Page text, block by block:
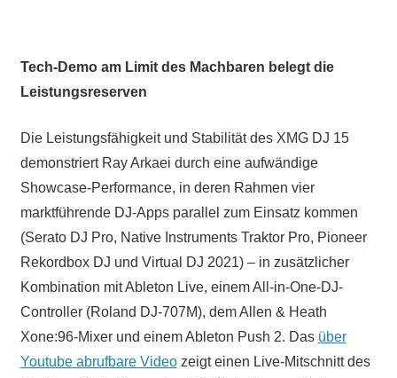
Tech-Demo am Limit des Machbaren belegt die
Leistungsreserven
Die Leistungsfähigkeit und Stabilität des XMG DJ 15
demonstriert Ray Arkaei durch eine aufwändige
Showcase-Performance, in deren Rahmen vier
marktführende DJ-Apps parallel zum Einsatz kommen
(Serato DJ Pro, Native Instruments Traktor Pro, Pioneer
Rekordbox DJ und Virtual DJ 2021) – in zusätzlicher
Kombination mit Ableton Live, einem All-in-One-DJ-
Controller (Roland DJ-707M), dem Allen & Heath
Xone:96-Mixer und einem Ableton Push 2. Das über
Youtube abrufbare Videozeigt einen Live-Mitschnitt des